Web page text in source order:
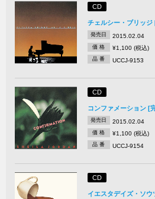
CD
チェルシー・ブリッジ
発売日 2015.02.04
価 格 ¥1,100 (税込)
品 番 UCCJ-9153
CD
コンファメーション [
発売日 2015.02.04
価 格 ¥1,100 (税込)
品 番 UCCJ-9154
CD
イエスタデイズ・ソ